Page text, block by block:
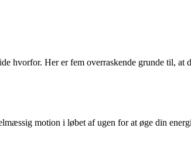
hvorfor. Her er fem overraskende grunde til, at
motion i løbet af ugen for at øge din